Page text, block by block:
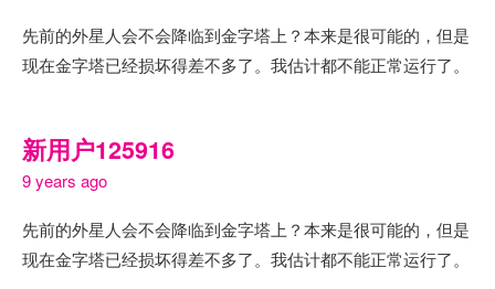
先前的外星人会不会降临到金字塔上？本来是很可能的，但是
现在金字塔已经损坏得差不多了。我估计都不能正常运行了。
新用户125916
9 years ago
先前的外星人会不会降临到金字塔上？本来是很可能的，但是
现在金字塔已经损坏得差不多了。我估计都不能正常运行了。